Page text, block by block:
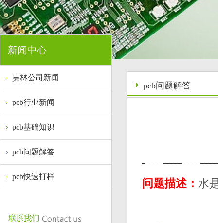
新闻中心
昊林公司新闻
pcb行业新闻
pcb基础知识
pcb问题解答
pcb快速打样
pcb问题解答
问题描述： 水